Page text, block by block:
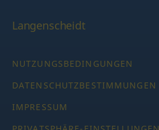
Langenscheidt
NUTZUNGSBEDINGUNGEN
DATENSCHUTZBESTIMMUNGEN
IMPRESSUM